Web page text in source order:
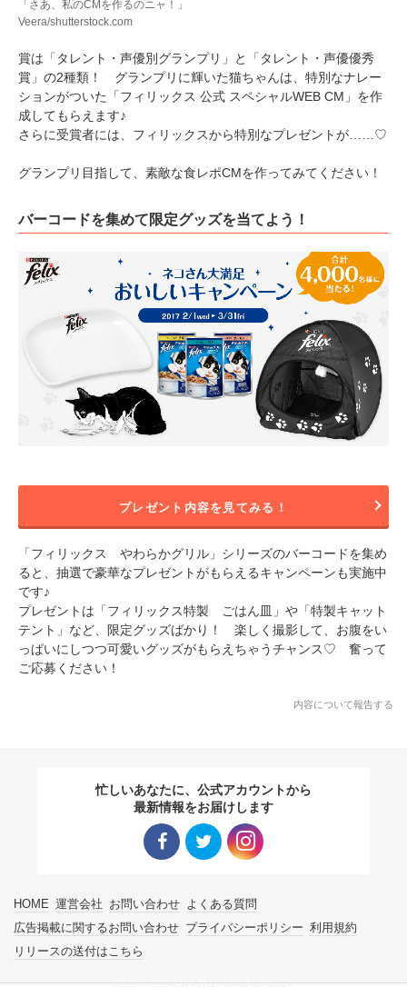
「さあ、私のCMを作るのニャ！」
Veera/shutterstock.com
賞は「タレント・声優別グランプリ」と「タレント・声優優秀
賞」の2種類！ グランプリに輝いた猫ちゃんは、特別なナレー
ションがついた「フィリックス 公式 スペシャルWEB CM」を作
成してもらえます♪
さらに受賞者には、フィリックスから特別なプレゼントが……♡
グランプリ目指して、素敵な食レポCMを作ってみてください！
バーコードを集めて限定グッズを当てよう！
プレゼント内容を見てみる！
「フィリックス やわらかグリル」シリーズのバーコードを集め
ると、抽選で豪華なプレゼントがもらえるキャンペーンも実施中
です♪
プレゼントは「フィリックス特製 ごはん皿」や「特製キャット
テント」など、限定グッズばかり！ 楽しく撮影して、お腹をい
っぱいにしつつ可愛いグッズがもらえちゃうチャンス♡ 奮って
ご応募ください！
内容について報告する
忙しいあなたに、公式アカウントから
最新情報をお届けします
HOME 運営会社 お問い合わせ よくある質問
広告掲載に関するお問い合わせ プライバシーポリシー 利用規約
リリースの送付はこちら